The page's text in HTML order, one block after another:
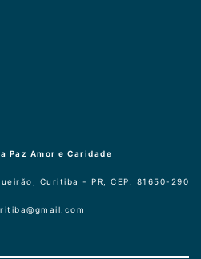
Paz Amor e Caridade
Curitiba - PR, CEP: 81650-290